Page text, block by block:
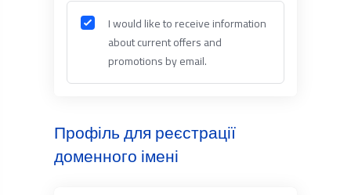
I would like to receive information
about current offers and
promotions by email.
Профіль для реєстрації
доменного імені